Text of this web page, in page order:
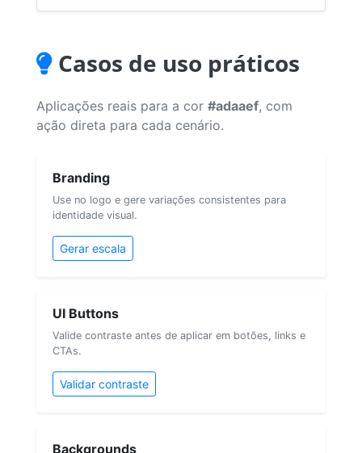
Casos de uso práticos
Aplicações reais para a cor #adaaef, com
ação direta para cada cenário.
Branding
Use no logo e gere variações consistentes para
identidade visual.
Gerar escala
UI Buttons
Valide contraste antes de aplicar em botões, links e
CTAs.
Validar contraste
Backgrounds